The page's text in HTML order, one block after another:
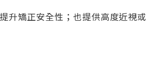
升矯正安全性；也提供高度近視或